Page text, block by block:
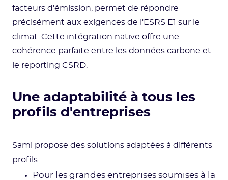
facteurs d'émission, permet de répondre
précisément aux exigences de l'ESRS E1 sur le
climat. Cette intégration native offre une
cohérence parfaite entre les données carbone et
le reporting CSRD.
Une adaptabilité à tous les
profils d'entreprises
Sami propose des solutions adaptées à différents
profils :
Pour les grandes entreprises soumises à la